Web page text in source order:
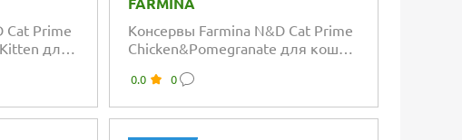
Cat Prime
для
FARMINA
Консервы Farmina N&D Cat Prime
Chicken&Pomegranate для кошек
0.0 0